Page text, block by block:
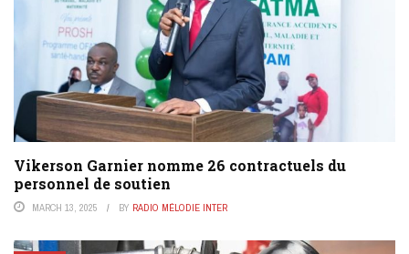
Vikerson Garnier nomme 26 contractuels du
personnel de soutien
MARCH 13, 2025 BY RADIO MÉLODIE INTER